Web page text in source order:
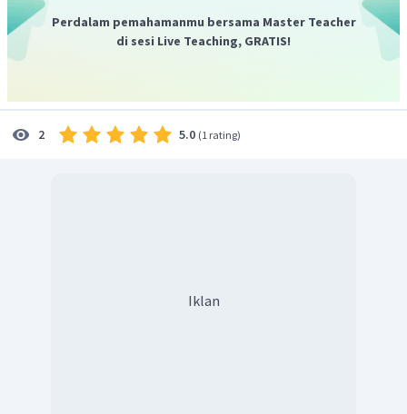
Perdalam pemahamanmu bersama Master Teacher
di sesi Live Teaching, GRATIS!
2 5.0 (1 rating)
Iklan